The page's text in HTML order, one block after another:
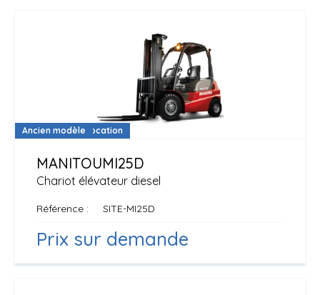
Disponible à la location
Ancien modèle
Chariot élévateur diesel
MANITOUMI25D
Référence SITE-MI25D
Prix sur demande